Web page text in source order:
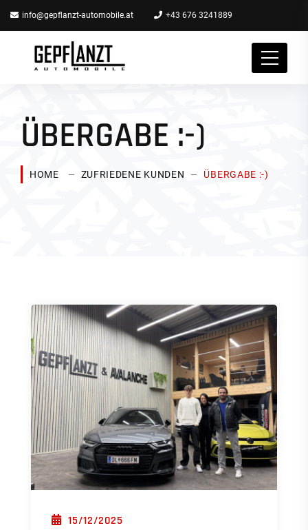
info@gepflanzt-automobile.at +43 676 3241889
ÜBERGABE :-)
HOME ZUFRIEDENE KUNDEN ÜBERGABE :-)
POSTED ON
15/12/2025